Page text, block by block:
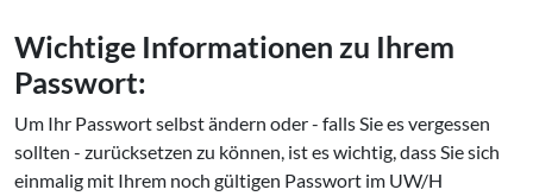
Wichtige In­for­ma­tio­nen zu Ihrem
Passwort:
Um Ihr Passwort selbst ändern oder - falls Sie es vergessen
sollten - zurücksetzen zu können, ist es wichtig, dass Sie sich
einmalig mit Ihrem noch gültigen Passwort im UW/H